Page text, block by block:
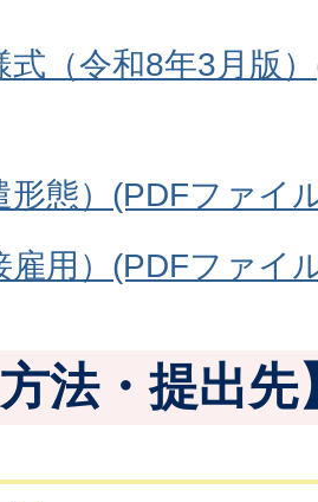
式（令和8年3月版
形態）(PDFファイ
雇用）(PDFファイ
方法・提出先